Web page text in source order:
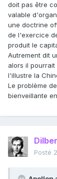
doit pas être
valable
une doctrine
de l'exercice
produit le
Autrement dit
alors il
l'illustre la
Le problème
bienveillante
Posté